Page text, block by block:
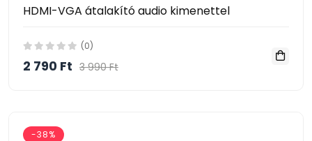
HDMI-VGA átalakító audio kimenettel
(0)
2 790 Ft 3 990 Ft
-38%